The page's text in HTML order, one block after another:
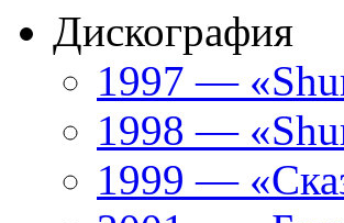
Дискография
1997 —
1998 —
1999 —